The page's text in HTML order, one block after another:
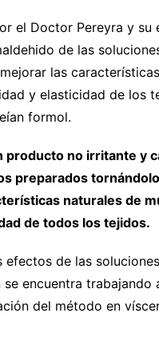
el Doctor Pereyra y su
de las
las
y elasticidad de los
formol.
producto no irritante y
preparados
naturales de
de todos los tejidos.
de las
encuentra
del método en